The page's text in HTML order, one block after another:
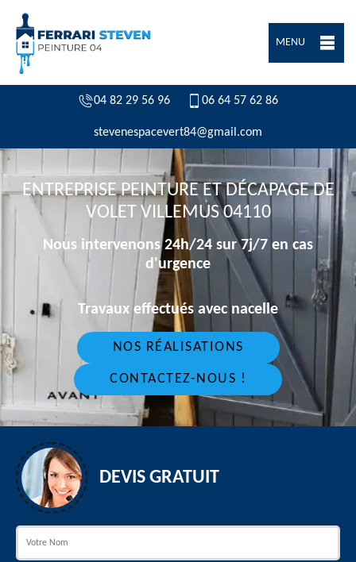
MENU
04 82 29 56 96 06 64 57 62 86
stevenespacevert84@gmail.com
ENTREPRISE PEINTURE ET DÉCAPAGE DE
VOLET VILLEMUS 04110
Nous intervenons 24h/24 sur 7j/7 en cas
d'urgence
Travaux effectués avec nacelle
NOS RÉALISATIONS
CONTACTEZ-NOUS !
DEVIS GRATUIT